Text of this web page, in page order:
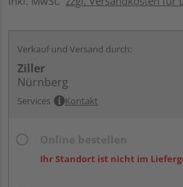
Verkauf und Versand durch:
Ziller
Nürnberg
Services Kontakt
Ihr Standort ist nicht im